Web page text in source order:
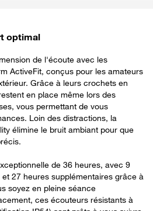
optimal
de l'écoute avec les
ActiveFit, conçus pour les amateurs
Grâce à leurs crochets en
en place même lors des
vous permettant de vous
Loin des distractions, la
élimine le bruit ambiant pour que
de 36 heures, avec 9
27 heures supplémentaires grâce à
soyez en pleine séance
ces écouteurs résistants à